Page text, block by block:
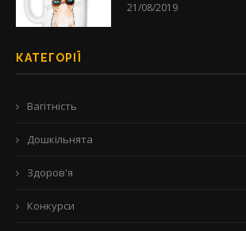
21/08/2019
КАТЕГОРІЇ
Вагітність
Дошкільнята
Здоров'я
Конкурси